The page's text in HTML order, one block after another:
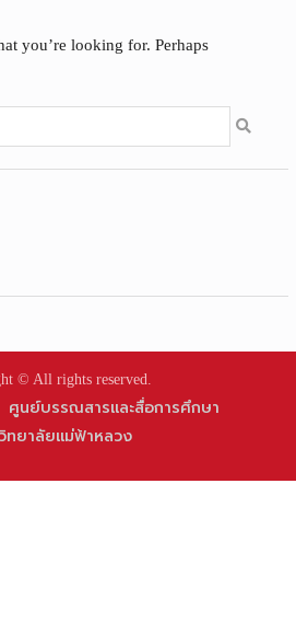
you’re looking for. Perhaps
© All rights reserved.
ศูนย์บรรณสารและสื่อการศึกษา
ทยาลัยแม่ฟ้าหลวง